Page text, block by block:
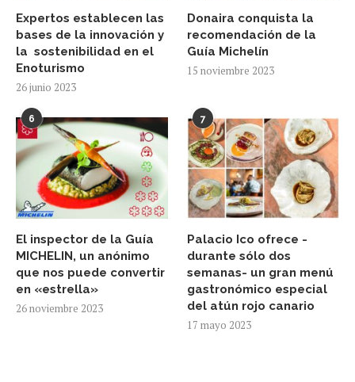
Expertos establecen las
bases de la innovación y
la sostenibilidad en el
Enoturismo
26 junio 2023
Donaira conquista la
recomendación de la
Guía Michelín
15 noviembre 2023
6
El inspector de la Guía
MICHELIN, un anónimo
que nos puede convertir
en «estrella»
26 noviembre 2023
7
Palacio Ico ofrece -
durante sólo dos
semanas- un gran menú
gastronómico especial
del atún rojo canario
17 mayo 2023